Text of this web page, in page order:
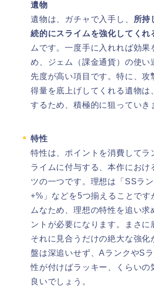
遺物
遺物は、ガチャで入手し、
所持
続的にスライムを強化してくれ
ムです。一度手に入れれば効果
め、ジェム（課金通貨）の使い
先度が高い項目です。特に、攻
得量を底上げしてくれる遺物は
するため、積極的に狙っていき
特性
特性は、ポイントを消費してラ
ライムに付与する、本作におけ
ツの一つです。理想は「SSラ
+%」などを5つ揃えることです
ムなため、理想の特性を追い求
ントが必要になります。まさに
それに見合うだけの絶大な強化
盤は深追いせず、AランクやS
性が付けばラッキー、くらいの
良いでしょう。